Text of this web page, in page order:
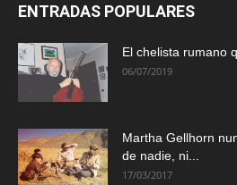
ENTRADAS POPULARES
El chelista rumano
06/07/2019
Martha Gellhorn
de nadie, ni...
17/03/2017